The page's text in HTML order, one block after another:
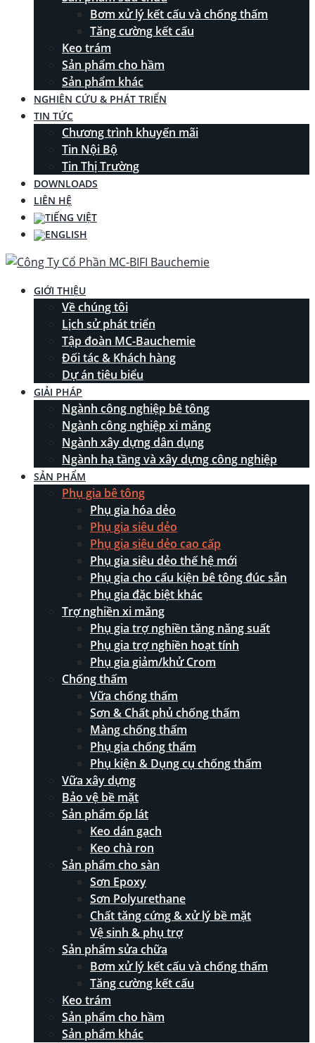
Bơm xử lý kết cấu và chống thấm
Tăng cường kết cấu
Keo trám
Sản phẩm cho hầm
Sản phẩm khác
NGHIÊN CỨU & PHÁT TRIỂN
TIN TỨC
Chương trình khuyến mãi
Tin Nội Bộ
Tin Thị Trường
DOWNLOADS
LIÊN HỆ
GIỚI THIỆU
Về chúng tôi
Lịch sử phát triển
Tập đoàn MC-Bauchemie
Đối tác & Khách hàng
Dự án tiêu biểu
GIẢI PHÁP
Ngành công nghiệp bê tông
Ngành công nghiệp xi măng
Ngành xây dựng dân dụng
Ngành hạ tầng và xây dựng công nghiệp
SẢN PHẨM
Phụ gia bê tông
Phụ gia hóa dẻo
Phụ gia siêu dẻo
Phụ gia siêu dẻo cao cấp
Phụ gia siêu dẻo thế hệ mới
Phụ gia cho cấu kiện bê tông đúc sẵn
Phụ gia đặc biệt khác
Trợ nghiền xi măng
Phụ gia trợ nghiền tăng năng suất
Phụ gia trợ nghiền hoạt tính
Phụ gia giảm/khử Crom
Chống thấm
Vữa chống thấm
Sơn & Chất phủ chống thấm
Màng chống thấm
Phụ gia chống thấm
Phụ kiện & Dụng cụ chống thấm
Vữa xây dựng
Bảo vệ bề mặt
Sản phẩm ốp lát
Keo dán gạch
Keo chà ron
Sản phẩm cho sàn
Sơn Epoxy
Sơn Polyurethane
Chất tăng cứng & xử lý bề mặt
Vệ sinh & phụ trợ
Sản phẩm sửa chữa
Bơm xử lý kết cấu và chống thấm
Tăng cường kết cấu
Keo trám
Sản phẩm cho hầm
Sản phẩm khác